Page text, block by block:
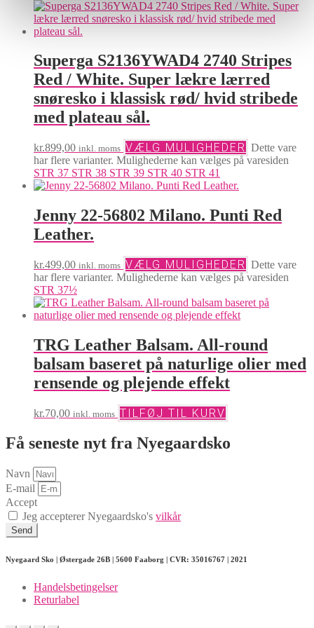
Superga S2136YWAD4 2740 Stripes
Red / White. Super lækre lærred
snøresko i klassisk rød/ hvid stribede
med plateau sål.
kr.899,00 inkl. moms VÆLG MULIGHEDER Dette vare
har flere varianter. Mulighederne kan vælges på varesiden
STR 37 STR 38 STR 39 STR 40 STR 41
Jenny 22-56802 Milano. Punti Red
Leather.
kr.499,00 inkl. moms VÆLG MULIGHEDER Dette vare
har flere varianter. Mulighederne kan vælges på varesiden
STR 37½
TRG Leather Balsam. All-round
balsam baseret på naturlige olier med
rensende og plejende effekt
kr.70,00 inkl. moms TILFØJ TIL KURV
Få seneste nyt fra Nyegaardsko
Navn
E-mail
Accept
Jeg accepterer Nyegaardsko's vilkår
Send
Nyegaard Sko | Østergade 26B | 5600 Faaborg | CVR: 35016767 | 2021
Handelsbetingelser
Returlabel